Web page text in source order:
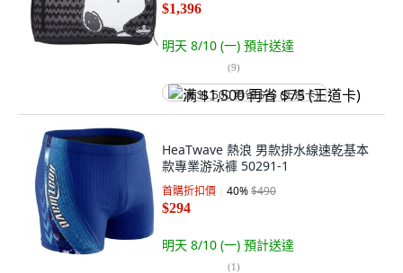
$1,396
明天 8/10 (一) 預計送達
(9)
满 $1,500 再省 $75 (王道卡)
HeaTwave 熱浪 男款排水線速乾基本
款專業游泳褲 50291-1
首購折扣價 40%$490
$294
明天 8/10 (一) 預計送達
(1)